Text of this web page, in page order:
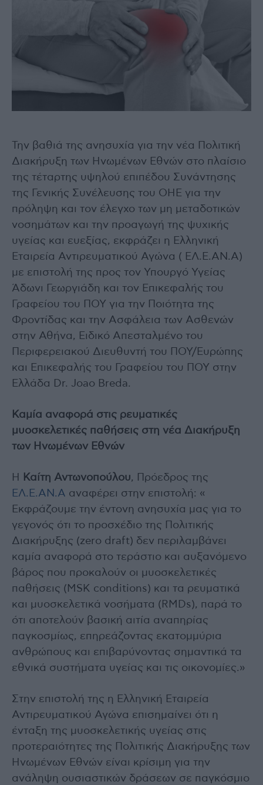
Την βαθιά της ανησυχία για την νέα Πολιτική
Διακήρυξη των Ηνωμένων Εθνών στο πλαίσιο
της τέταρτης υψηλού επιπέδου Συνάντησης
της Γενικής Συνέλευσης του ΟΗΕ για την
πρόληψη και τον έλεγχο των μη μεταδοτικών
νοσημάτων και την προαγωγή της ψυχικής
υγείας και ευεξίας, εκφράζει η Ελληνική
Εταιρεία Αντιρευματικού Αγώνα ( ΕΛ.Ε.ΑΝ.Α)
με επιστολή της προς τον Υπουργό Υγείας
Άδωνι Γεωργιάδη και τον Επικεφαλής του
Γραφείου του ΠΟΥ για την Ποιότητα της
Φροντίδας και την Ασφάλεια των Ασθενών
στην Αθήνα, Ειδικό Απεσταλμένο του
Περιφερειακού Διευθυντή του ΠΟΥ/Ευρώπης
και Επικεφαλής του Γραφείου του ΠΟΥ στην
Ελλάδα Dr. Joao Breda.
Καμία αναφορά στις ρευματικές
μυοσκελετικές παθήσεις στη νέα Διακήρυξη
των Ηνωμένων Εθνών
Η Καίτη Αντωνοπούλου, Πρόεδρος της
ΕΛ.Ε.ΑΝ.Α αναφέρει στην επιστολή: «
Εκφράζουμε την έντονη ανησυχία μας για το
γεγονός ότι το προσχέδιο της Πολιτικής
Διακήρυξης (zero draft) δεν περιλαμβάνει
καμία αναφορά στο τεράστιο και αυξανόμενο
βάρος που προκαλούν οι μυοσκελετικές
παθήσεις (MSK conditions) και τα ρευματικά
και μυοσκελετικά νοσήματα (RMDs), παρά το
ότι αποτελούν βασική αιτία αναπηρίας
παγκοσμίως, επηρεάζοντας εκατομμύρια
ανθρώπους και επιβαρύνοντας σημαντικά τα
εθνικά συστήματα υγείας και τις οικονομίες.»
Στην επιστολή της η Ελληνική Εταιρεία
Αντιρευματικού Αγώνα επισημαίνει ότι η
ένταξη της μυοσκελετικής υγείας στις
προτεραιότητες της Πολιτικής Διακήρυξης των
Ηνωμένων Εθνών είναι κρίσιμη για την
ανάληψη ουσιαστικών δράσεων σε παγκόσμιο